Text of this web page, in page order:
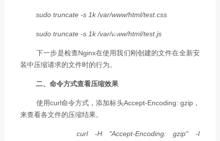
sudo truncate -s 1k /var/www/html/test.css
sudo truncate -s 1k /var/www/html/test.js
下一步是检查Nginx在使用我们刚创建的文件在全新安
装中压缩请求的文件时的行为。
二、命令方式查看压缩效果
使用curl命令方式，添加标头Accept-Encoding: gzip，
来查看各文件的压缩结果。
curl -H "Accept-Encoding: gzip" -I